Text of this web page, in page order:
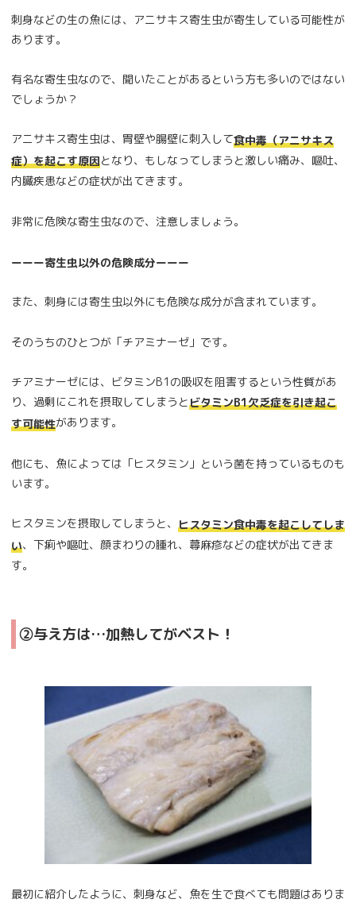
刺身などの生の魚には、アニサキス寄生虫が寄生している可能性が
あります。
有名な寄生虫なので、聞いたことがあるという方も多いのではない
でしょうか？
アニサキス寄生虫は、胃壁や腸壁に刺入して食中毒（アニサキス
症）を起こす原因となり、もしなってしまうと激しい痛み、嘔吐、
内臓疾患などの症状が出てきます。
非常に危険な寄生虫なので、注意しましょう。
ーーー寄生虫以外の危険成分ーーー
また、刺身には寄生虫以外にも危険な成分が含まれています。
そのうちのひとつが「チアミナーゼ」です。
チアミナーゼには、ビタミンB1の吸収を阻害するという性質があ
り、過剰にこれを摂取してしまうとビタミンB1欠乏症を引き起こ
す可能性があります。
他にも、魚によっては「ヒスタミン」という菌を持っているものも
います。
ヒスタミンを摂取してしまうと、 ヒスタミン食中毒を起こしてしま
い、下痢や嘔吐、顔まわりの腫れ、蕁麻疹などの症状が出てきま
す。
②与え方は…加熱してがベスト！
最初に紹介したように、刺身など、魚を生で食べても問題はありま